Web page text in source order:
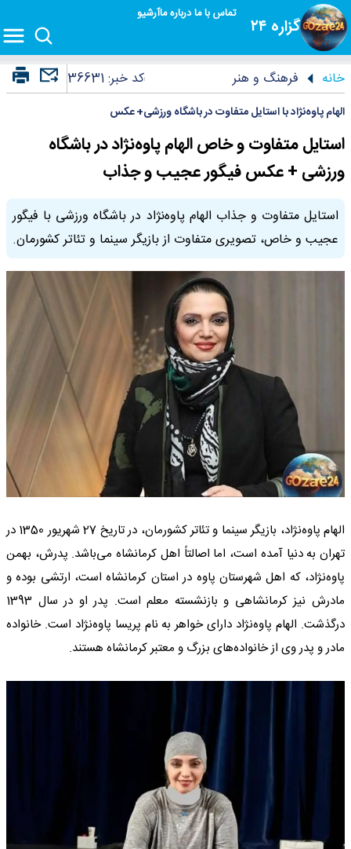
گزاره ۲۴
تماس با مادرباره ماآرشیو
خانه فرهنگ و هنر کد خبر:36631
الهام پاوه‌نژاد با استایل متفاوت در باشگاه ورزشی+ عکس
استایل متفاوت و خاص الهام پاوه‌نژاد در باشگاه
ورزشی + عکس فیگور عجیب و جذاب
استایل متفاوت و جذاب الهام پاوه‌نژاد در باشگاه ورزشی با فیگور
عجیب و خاص، تصویری متفاوت از بازیگر سینما و تئاتر کشورمان.
الهام پاوه‌نژاد، بازیگر سینما و تئاتر کشورمان، در تاریخ 27 شهریور 1350 در
تهران به دنیا آمده است، اما اصالتاً اهل کرمانشاه می‌باشد. پدرش، بهمن
پاوه‌نژاد، که اهل شهرستان پاوه در استان کرمانشاه است، ارتشی بوده و
مادرش نیز کرمانشاهی و بازنشسته معلم است. پدر او در سال 1393
درگذشت. الهام پاوه‌نژاد دارای خواهر به نام پریسا پاوه‌نژاد است. خانواده
مادر و پدر وی از خانواده‌های بزرگ و معتبر کرمانشاه هستند.